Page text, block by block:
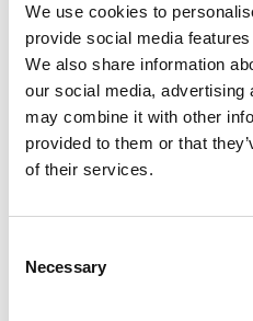
We use cookies to
provide social media
We also share information
our social media, advertising
may combine it with other
provided to them or that
of their services.
Selection
Necessary
Leveringstid er 5-6 dag(e)
3.253,48 DKK